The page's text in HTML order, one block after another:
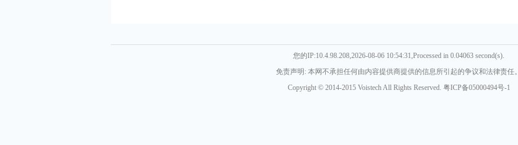
您的IP:10.4.98.208,2026-08-06 10:54:31,Processed in 0.04063 second(s).
免责声明: 本网不承担任何由内容提供商提供的信息所引起的争议和法律责任。
Copyright © 2014-2015 Voistech All Rights Reserved. 粤ICP备05000494号-1